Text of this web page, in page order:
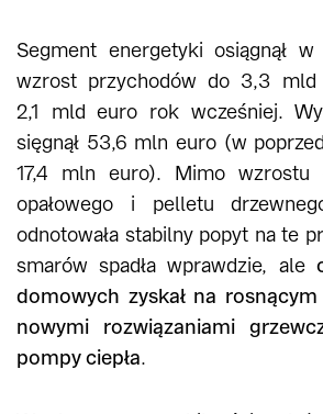
Segment energetyki osiągnął
wzrost przychodów do 3,3
2,1 mld euro rok wcześniej.
sięgnął 53,6 mln euro (w
17,4 mln euro). Mimo wzrostu
opałowego i pelletu
odnotowała stabilny popyt na te
smarów spadła wprawdzie, ale
domowych zyskał na
nowymi rozwiązaniami
pompy ciepła.